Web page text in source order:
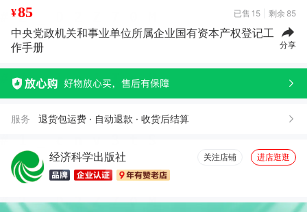
¥85 已售 15 剩余 85
中央党政机关和事业单位所属企业国有资本产权登记工
作手册
分享
服务 退货包运费 · 自动退款 · 收货后结算
经济科学出版社 关注店铺 进店逛逛